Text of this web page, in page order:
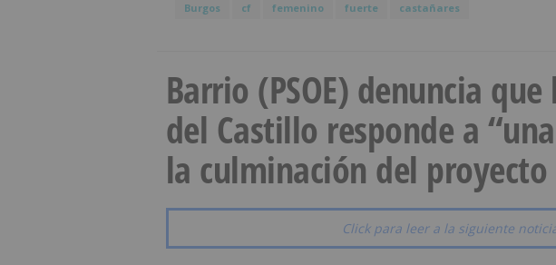
Burgos cf femenino fuerte castañares
Barrio (PSOE) denuncia
del Castillo responde a
la culminación del proyecto
Click para leer a la siguiente